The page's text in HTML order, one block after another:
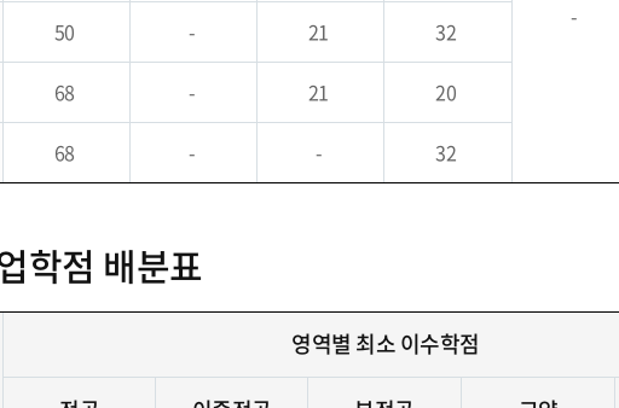
-
50 - 21 32
68 - 21 20
68 - - 32
학점 배분표
영역별 최소 이수학점